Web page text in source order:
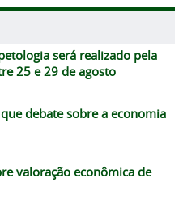
será realizado pela
25 e 29 de agosto
debate sobre a economia
valoração econômica de